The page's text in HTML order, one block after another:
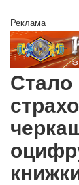
Реклама
Стало